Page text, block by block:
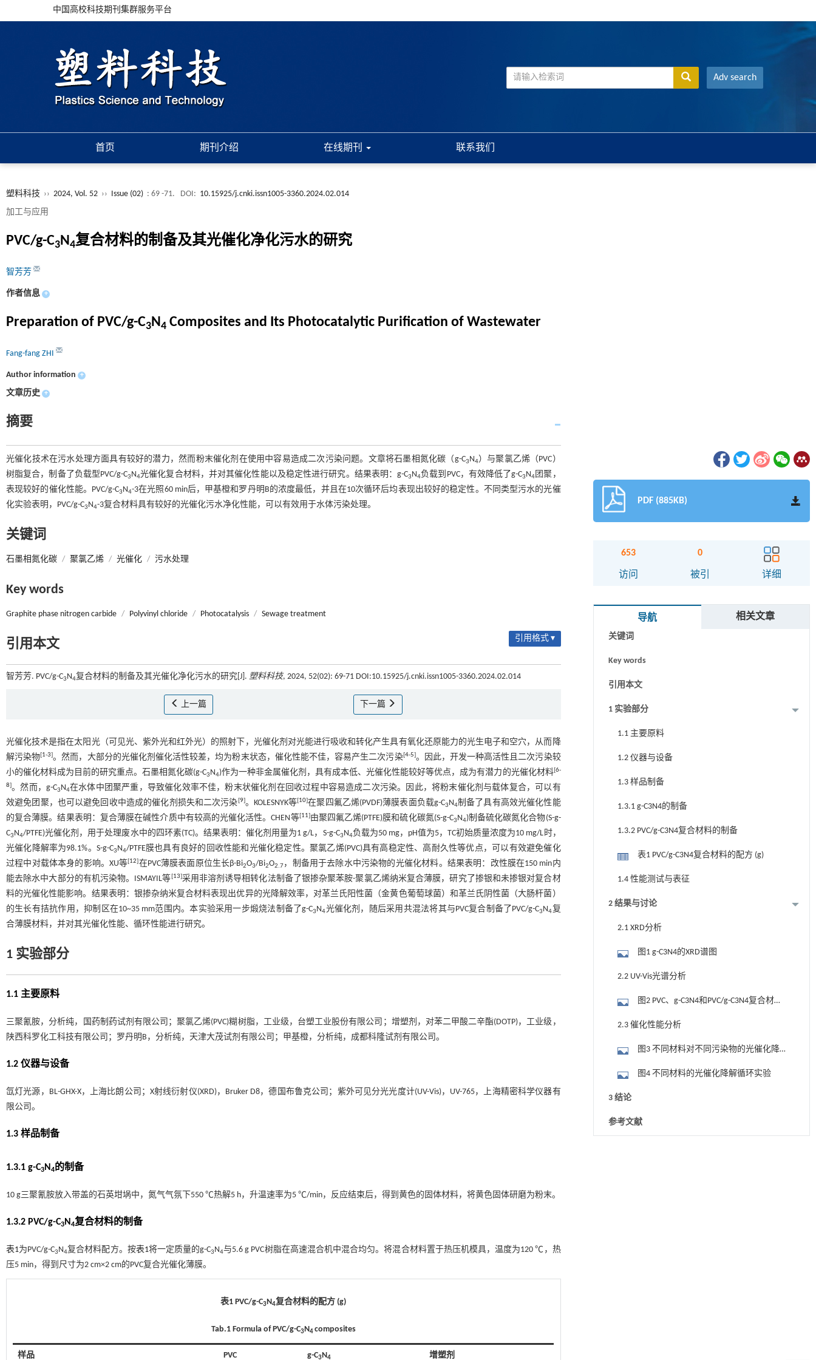
中国高校科技期刊集群服务平台
Adv search
首页 期刊介绍 在线期刊 联系我们
塑料科技 ›› 2024, Vol. 52 ›› Issue (02) : 69 -71. DOI: 10.15925/j.cnki.issn1005-3360.2024.02.014
加工与应用
PVC/g-C3N4复合材料的制备及其光催化净化污水的研究
智芳芳
作者信息 +
Preparation of PVC/g-C3N4 Composites and Its Photocatalytic Purification of Wastewater
Fang-fang ZHI
Author information +
文章历史 +
摘要
光催化技术在污水处理方面具有较好的潜力，然而粉末催化剂在使用中容易造成二次污染问题。文章将石墨相氮化碳（g-C3N4）与聚氯乙烯（PVC）
树脂复合，制备了负载型PVC/g-C3N4光催化复合材料，并对其催化性能以及稳定性进行研究。结果表明：g-C3N4负载到PVC，有效降低了g-C3N4团聚，
表现较好的催化性能。PVC/g-C3N4-3在光照60 min后，甲基橙和罗丹明B的浓度最低，并且在10次循环后均表现出较好的稳定性。不同类型污水的光催
化实验表明，PVC/g-C3N4-3复合材料具有较好的光催化污水净化性能，可以有效用于水体污染处理。
关键词
石墨相氮化碳 / 聚氯乙烯 / 光催化 / 污水处理
Key words
Graphite phase nitrogen carbide / Polyvinyl chloride / Photocatalysis / Sewage treatment
引用本文 引用格式 ▾
智芳芳. PVC/g-C3N4复合材料的制备及其光催化净化污水的研究[J]. 塑料科技, 2024, 52(02): 69-71 DOI:10.15925/j.cnki.issn1005-3360.2024.02.014
上一篇 下一篇
光催化技术是指在太阳光（可见光、紫外光和红外光）的照射下，光催化剂对光能进行吸收和转化产生具有氧化还原能力的光生电子和空穴，从而降
解污染物[1-3]。然而，大部分的光催化剂催化活性较差，均为粉末状态，催化性能不佳，容易产生二次污染[4-5]。因此，开发一种高活性且二次污染较
小的催化材料成为目前的研究重点。石墨相氮化碳(g-C3N4)作为一种非金属催化剂，具有成本低、光催化性能较好等优点，成为有潜力的光催化材料[6-
8]。然而，g-C3N4在水体中团聚严重，导致催化效率不佳，粉末状催化剂在回收过程中容易造成二次污染。因此，将粉末催化剂与载体复合，可以有
效避免团聚，也可以避免回收中造成的催化剂损失和二次污染[9]。KOLESNYK等[10]在聚四氟乙烯(PVDF)薄膜表面负载g-C3N4制备了具有高效光催化性能
的复合薄膜。结果表明：复合薄膜在碱性介质中有较高的光催化活性。CHEN等[11]由聚四氟乙烯(PTFE)膜和硫化碳氮(S-g-C3N4)制备硫化碳氮化合物(S-g-
C3N4/PTFE)光催化剂，用于处理废水中的四环素(TC)。结果表明：催化剂用量为1 g/L，S-g-C3N4负载为50 mg，pH值为5，TC初始质量浓度为10 mg/L时，
光催化降解率为98.1%。S-g-C3N4/PTFE膜也具有良好的回收性能和光催化稳定性。聚氯乙烯(PVC)具有高稳定性、高耐久性等优点，可以有效避免催化
过程中对载体本身的影响。XU等[12]在PVC薄膜表面原位生长β-Bi2O3/Bi2O2.7，制备用于去除水中污染物的光催化材料。结果表明：改性膜在150 min内
能去除水中大部分的有机污染物。ISMAYIL等[13]采用非溶剂诱导相转化法制备了银掺杂聚苯胺-聚氯乙烯纳米复合薄膜，研究了掺银和未掺银对复合材
料的光催化性能影响。结果表明：银掺杂纳米复合材料表现出优异的光降解效率，对革兰氏阳性菌（金黄色葡萄球菌）和革兰氏阴性菌（大肠杆菌）
的生长有拮抗作用，抑制区在10~35 mm范围内。本实验采用一步煅烧法制备了g-C3N4光催化剂，随后采用共混法将其与PVC复合制备了PVC/g-C3N4复
合薄膜材料，并对其光催化性能、循环性能进行研究。
1 实验部分
1.1 主要原料
三聚氰胺，分析纯，国药制药试剂有限公司；聚氯乙烯(PVC)糊树脂，工业级，台塑工业股份有限公司；增塑剂，对苯二甲酸二辛酯(DOTP)，工业级，
陕西科罗化工科技有限公司；罗丹明B，分析纯，天津大茂试剂有限公司；甲基橙，分析纯，成都科隆试剂有限公司。
1.2 仪器与设备
氙灯光源，BL-GHX-X，上海比朗公司；X射线衍射仪(XRD)，Bruker D8，德国布鲁克公司；紫外可见分光光度计(UV-Vis)，UV-765，上海精密科学仪器有
限公司。
1.3 样品制备
1.3.1 g-C3N 4 的制备
10 g三聚氰胺放入带盖的石英坩埚中，氮气气氛下550 ℃热解5 h，升温速率为5 ℃/min，反应结束后，得到黄色的固体材料，将黄色固体研磨为粉末。
1.3.2 PVC/g-C3N 4复合材料的制备
表1为PVC/g-C3N4复合材料配方。按表1将一定质量的g-C3N4与5.6 g PVC树脂在高速混合机中混合均匀。将混合材料置于热压机模具，温度为120 ℃，热
压5 min，得到尺寸为2 cm×2 cm的PVC复合光催化薄膜。
表1 PVC/g-C3N4复合材料的配方 (g)
Tab.1 Formula of PVC/g-C3N4composites
样品 PVC g-C3N4 增塑剂
PDF (885KB)
653
访问
0
被引 详细
导航 相关文章
关键词
Key words
引用本文
1 实验部分
1.1 主要原料
1.2 仪器与设备
1.3 样品制备
1.3.1 g-C3N4的制备
1.3.2 PVC/g-C3N4复合材料的制备
表1 PVC/g-C3N4复合材料的配方 (g)
1.4 性能测试与表征
2 结果与讨论
2.1 XRD分析
图1 g-C3N4的XRD谱图
2.2 UV-Vis光谱分析
图2 PVC、g-C3N4和PVC/g-C3N4复合材料
的UV-Vis光谱
2.3 催化性能分析
图3 不同材料对不同污染物的光催化降
图4 不同材料的光催化降解循环实验
3 结论
参考文献